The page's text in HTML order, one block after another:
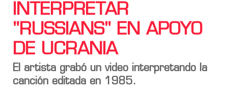
INTERPRETAR
"RUSSIANS" EN APOYO
DE UCRANIA
El artista grabó un video interpretando la
canción editada en 1985.